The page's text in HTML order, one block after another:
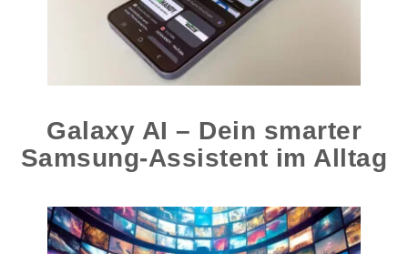
Galaxy AI – Dein smarter
Samsung-Assistent im Alltag